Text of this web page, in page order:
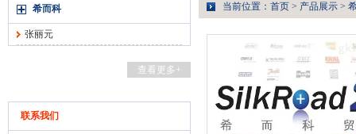
希而科
张丽元
查看更多+
联系我们
当前位置： 首页 > 产品展示 >